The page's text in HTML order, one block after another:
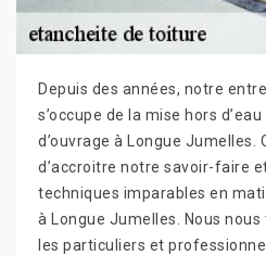
Depuis des années, notre
s’occupe de la mise hors
d’ouvrage à Longue Jumelles.
d’accroitre notre savoir-faire
techniques imparables en
à Longue Jumelles. Nous
les particuliers et